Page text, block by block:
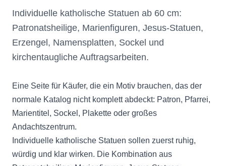
Individuelle katholische Statuen ab 60 cm:
Patronatsheilige, Marienfiguren, Jesus-Statuen,
Erzengel, Namensplatten, Sockel und
kirchentaugliche Auftragsarbeiten.
Eine Seite für Käufer, die ein Motiv brauchen, das der
normale Katalog nicht komplett abdeckt: Patron, Pfarrei,
Marientitel, Sockel, Plakette oder großes
Andachtszentrum.
Individuelle katholische Statuen sollen zuerst ruhig,
würdig und klar wirken. Die Kombination aus